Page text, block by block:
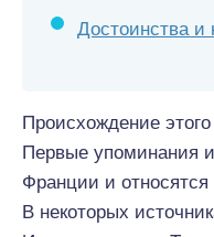
Достоинства и
Происхождение
Первые упоминания
Франции и относятся
В некоторых